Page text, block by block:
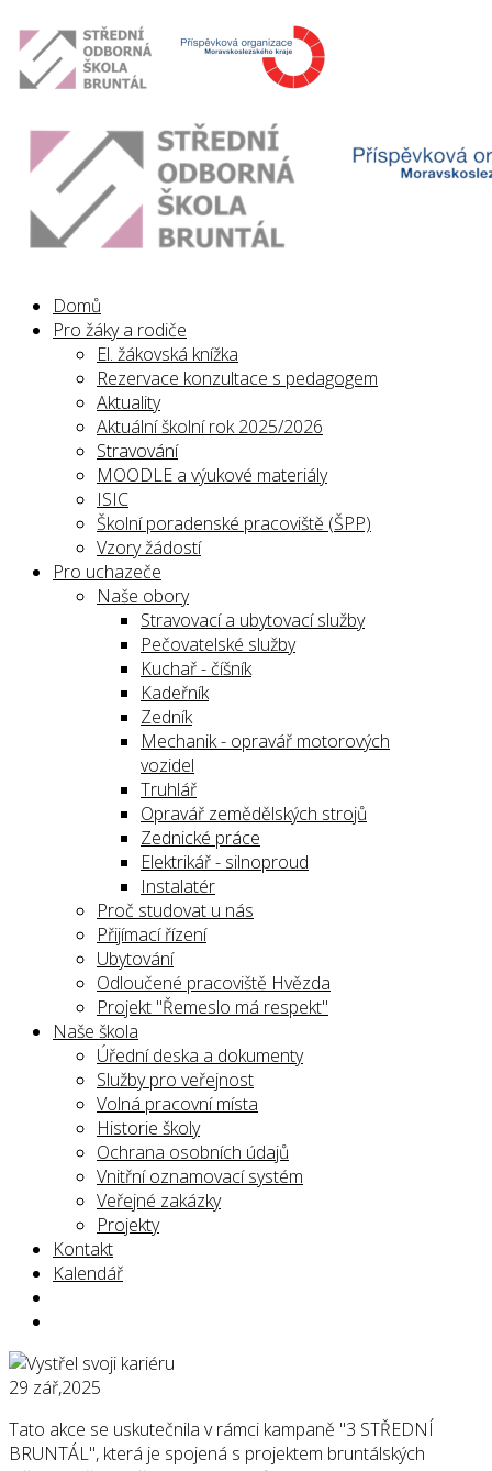
Domů
Pro žáky a rodiče
El. žákovská knížka
Rezervace konzultace s pedagogem
Aktuality
Aktuální školní rok 2025/2026
Stravování
MOODLE a výukové materiály
ISIC
Školní poradenské pracoviště (ŠPP)
Vzory žádostí
Pro uchazeče
Naše obory
Stravovací a ubytovací služby
Pečovatelské služby
Kuchař - číšník
Kadeřník
Zedník
Mechanik - opravář motorových
vozidel
Truhlář
Opravář zemědělských strojů
Zednické práce
Elektrikář - silnoproud
Instalatér
Proč studovat u nás
Přijímací řízení
Ubytování
Odloučené pracoviště Hvězda
Projekt "Řemeslo má respekt"
Naše škola
Úřední deska a dokumenty
Služby pro veřejnost
Volná pracovní místa
Historie školy
Ochrana osobních údajů
Vnitřní oznamovací systém
Veřejné zakázky
Projekty
Kontakt
Kalendář
29 zář,2025
Tato akce se uskutečnila v rámci kampaně "3 STŘEDNÍ
BRUNTÁL", která je spojená s projektem bruntálských